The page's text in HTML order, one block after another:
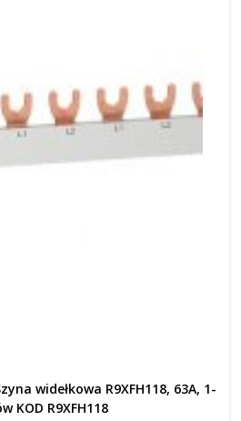
widełkowa R9XFH118, 63A, 1-
KOD R9XFH118